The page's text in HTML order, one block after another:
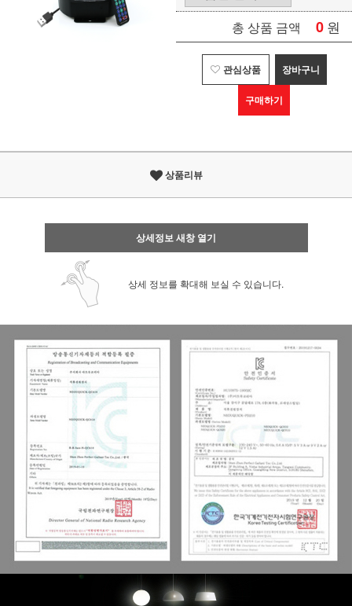
총 상품 금액 0 원
관심상품 장바구니
구매하기
상품리뷰
상세정보 새창 열기
상세 정보를 확대해 보실 수 있습니다.